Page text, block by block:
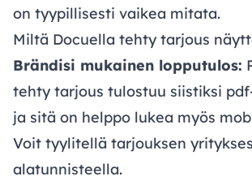
on tyypillisesti vaikea mitata.
Miltä Docuella tehty tarjous
Brändisi mukainen lopputulos:
tehty tarjous tulostuu siistiksi
ja sitä on helppo lukea myös
Voit tyylitellä tarjouksen
alatunnisteella.